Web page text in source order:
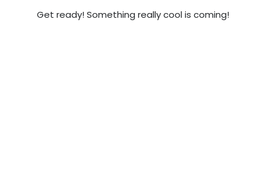
Get ready! Something really cool is coming!